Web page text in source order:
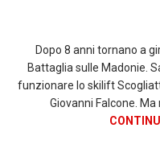
Dopo 8 anni tornano a
Battaglia sulle Madonie.
funzionare lo skilift
Giovanni Falcone. Ma